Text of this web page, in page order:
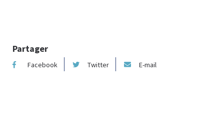
Partager
Facebook Twitter E-mail